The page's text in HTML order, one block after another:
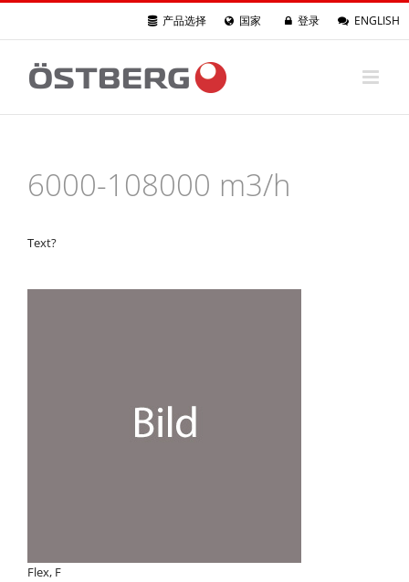
Skip
产品选择 国家 登录 ENGLISH
6000-108000 m3/h
Text?
Flex, F